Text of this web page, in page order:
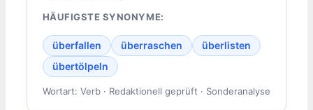
HÄUFIGSTE SYNONYME:
überfallen überraschen
überlisten
übertölpeln
Wortart: Verb · Redaktionell geprüft · Sonderanalyse